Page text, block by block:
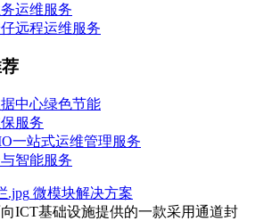
运维服务
远程运维服务
中心绿色节能
服务
一站式运维管理服务
智能服务
微模块解决方案
ICT基础设施提供的一款采用通道封